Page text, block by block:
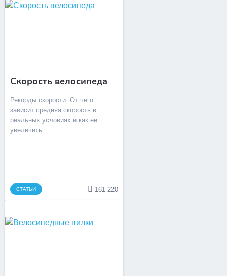
Скорость велосипеда
Рекорды скорости. От чего
зависит средняя скорость в
реальных условиях и как ее
увеличить
СТАТЬИ 161 220